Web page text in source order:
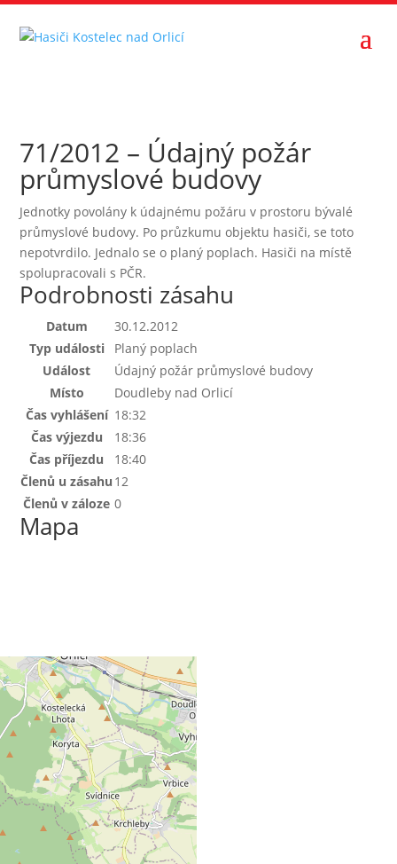
71/2012 – Údajný požár
průmyslové budovy
Jednotky povolány k údajnému požáru v prostoru bývalé
průmyslové budovy. Po průzkumu objektu hasiči, se toto
nepotvrdilo. Jednalo se o planý poplach. Hasiči na místě
spolupracovali s PČR.
Podrobnosti zásahu
Datum
30.12.2012
Typ události
Planý poplach
Událost
Údajný požár průmyslové budovy
Místo
Doudleby nad Orlicí
Čas vyhlášení 18:32
Čas výjezdu
18:36
Čas příjezdu
18:40
Členů u zásahu 12
Členů v záloze 0
Mapa